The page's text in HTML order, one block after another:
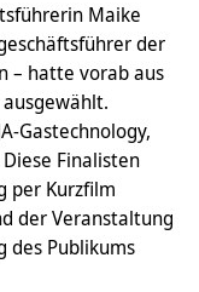
Maike
der
– hatte vorab aus
Gastechnology,
Diese Finalisten
per Kurzfilm
der Veranstaltung
des Publikums